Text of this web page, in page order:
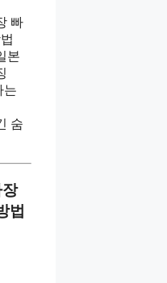
빠
본
는
숨
법